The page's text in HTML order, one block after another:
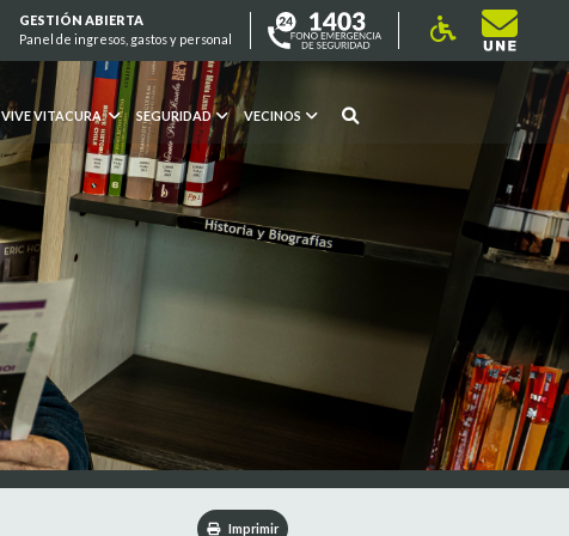
GESTIÓN ABIERTA
Panel de ingresos, gastos y personal
VIVE VITACURA SEGURIDAD VECINOS
Imprimir